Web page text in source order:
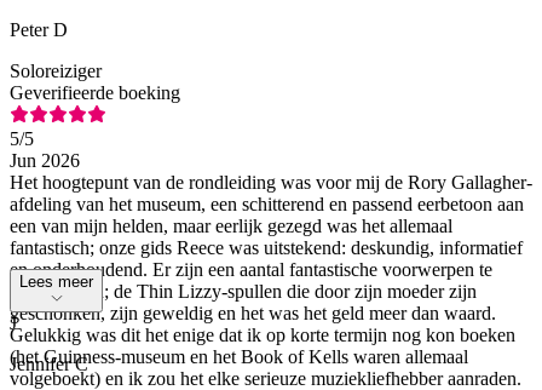
Peter D
Soloreiziger
Geverifieerde boeking
5/5
Jun 2026
Het hoogtepunt van de rondleiding was voor mij de Rory Gallagher-
afdeling van het museum, een schitterend en passend eerbetoon aan
een van mijn helden, maar eerlijk gezegd was het allemaal
fantastisch; onze gids Reece was uitstekend: deskundig, informatief
en onderhoudend. Er zijn een aantal fantastische voorwerpen te
bewonderen; de Thin Lizzy-spullen die door zijn moeder zijn
geschonken, zijn geweldig en het was het geld meer dan waard.
Gelukkig was dit het enige dat ik op korte termijn nog kon boeken
(het Guinness-museum en het Book of Kells waren allemaal
volgeboekt) en ik zou het elke serieuze muziekliefhebber aanraden.
Lees meer
J
Jennifer C